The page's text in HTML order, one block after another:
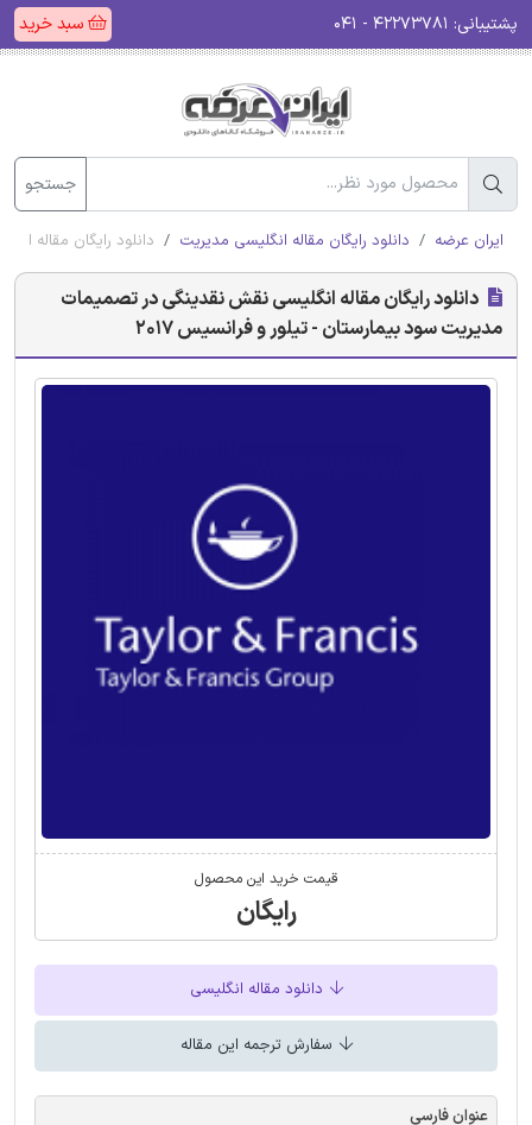
پشتیبانی: سبد خرید
جستجو
ایران عرضه دانلود رایگان مقاله انگلیسی مدیریت دانلود رایگان مقاله
دانلود رایگان مقاله انگلیسی نقش نقدینگی در تصمیمات
مدیریت سود بیمارستان - تیلور و فرانسیس 2017
قیمت خرید این محصول
رایگان
دانلود مقاله انگلیسی
سفارش ترجمه این مقاله
عنوان فارسی